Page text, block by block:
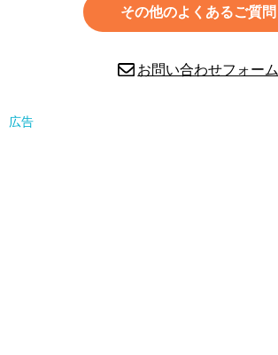
その他のよくあるご質問
お問い合わせフォーム